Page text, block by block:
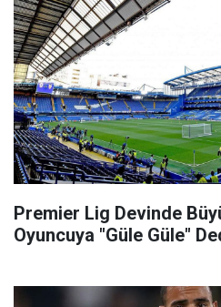
Premier Lig Devinde
Oyuncuya "Güle Güle"